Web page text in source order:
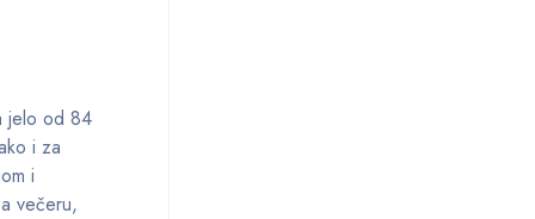
jelo od 84
i za
i
večeru,